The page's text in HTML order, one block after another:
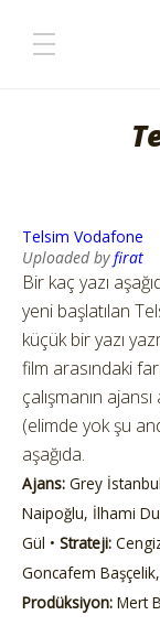
Telsim Vodafone
Uploaded byfirat
Bir kaç yazı
yeni başlatılan
küçük bir yazı
film arasındaki
çalışmanın
(elimde yok şu
aşağıda.
Ajans: Grey
Naipoğlu, İlhami
Gül • Strateji:
Goncafem Başçelik,
Prodüksiyon: Mert